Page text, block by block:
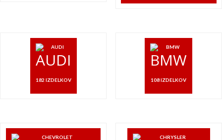
AUDI
182 IZDELKOV
BMW
108 IZDELKOV